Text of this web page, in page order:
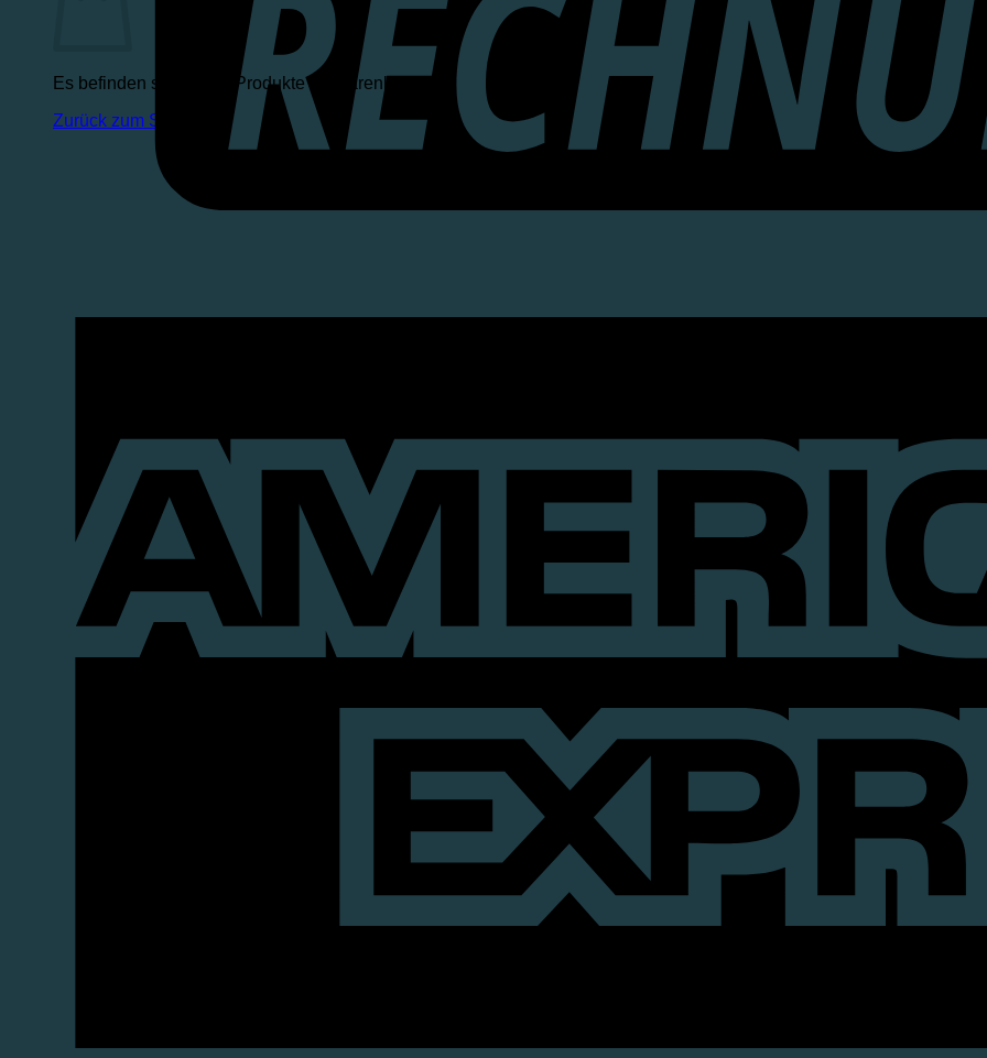
Es befinden sich keine Produkte im Warenkorb.
Zurück zum Shop